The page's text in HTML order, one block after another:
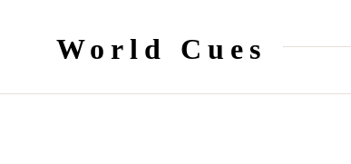
World Cues